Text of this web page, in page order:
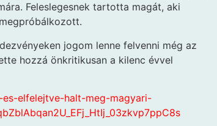
Feleslegesnek tartotta magát, aki
jogom lenne felvenni még az
hozzá önkritikusan a kilenc évvel
elfelejtve-halt-meg-magyari-